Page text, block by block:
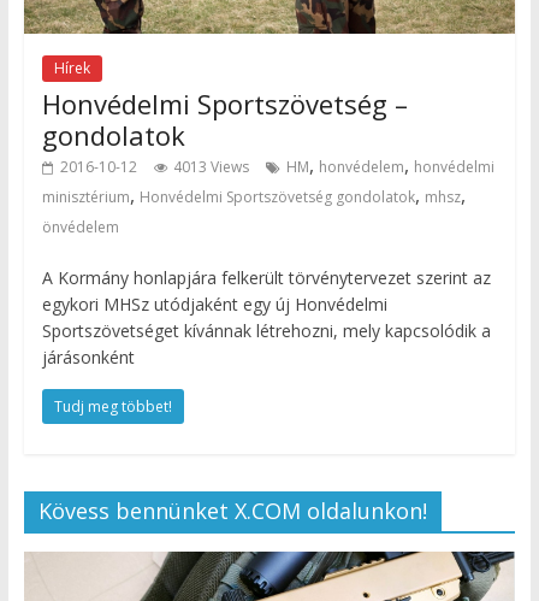
Hírek
Honvédelmi Sportszövetség –
gondolatok
2016-10-12 4013 Views HM, honvédelem, honvédelmi
minisztérium, Honvédelmi Sportszövetség gondolatok, mhsz,
önvédelem
A Kormány honlapjára felkerült törvénytervezet szerint az
egykori MHSz utódjaként egy új Honvédelmi
Sportszövetséget kívánnak létrehozni, mely kapcsolódik a
járásonként
Tudj meg többet!
Kövess bennünket X.COM oldalunkon!